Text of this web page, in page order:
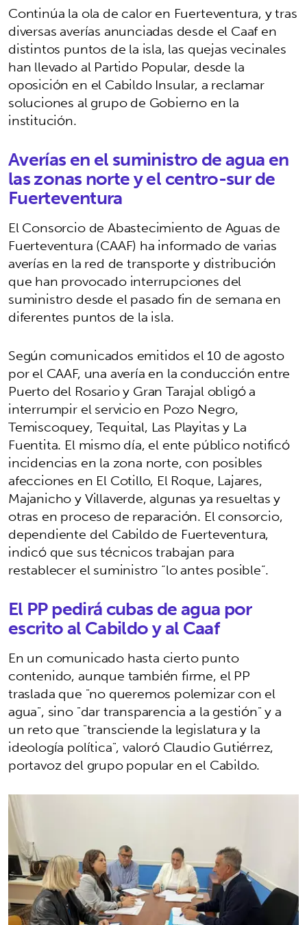
Continúa la ola de calor en Fuerteventura, y tras
diversas averías anunciadas desde el Caaf en
distintos puntos de la isla, las quejas vecinales
han llevado al Partido Popular, desde la
oposición en el Cabildo Insular, a reclamar
soluciones al grupo de Gobierno en la
institución.
Averías en el suministro de agua en
las zonas norte y el centro-sur de
Fuerteventura
El Consorcio de Abastecimiento de Aguas de
Fuerteventura (CAAF) ha informado de varias
averías en la red de transporte y distribución
que han provocado interrupciones del
suministro desde el pasado fin de semana en
diferentes puntos de la isla.
Según comunicados emitidos el 10 de agosto
por el CAAF, una avería en la conducción entre
Puerto del Rosario y Gran Tarajal obligó a
interrumpir el servicio en Pozo Negro,
Temiscoquey, Tequital, Las Playitas y La
Fuentita. El mismo día, el ente público notificó
incidencias en la zona norte, con posibles
afecciones en El Cotillo, El Roque, Lajares,
Majanicho y Villaverde, algunas ya resueltas y
otras en proceso de reparación. El consorcio,
dependiente del Cabildo de Fuerteventura,
indicó que sus técnicos trabajan para
restablecer el suministro “lo antes posible”.
El PP pedirá cubas de agua por
escrito al Cabildo y al Caaf
En un comunicado hasta cierto punto
contenido, aunque también firme, el PP
traslada que "no queremos polemizar con el
agua", sino "dar transparencia a la gestión" y a
un reto que "transciende la legislatura y la
ideología política", valoró Claudio Gutiérrez,
portavoz del grupo popular en el Cabildo.